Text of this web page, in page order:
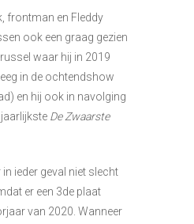
frontman en Fleddy
ook een graag gezien
waar hij in 2019
in de ochtendshow
en hij ook in navolging
De Zwaarste
ieder geval niet slecht
er een 3de plaat
van 2020. Wanneer